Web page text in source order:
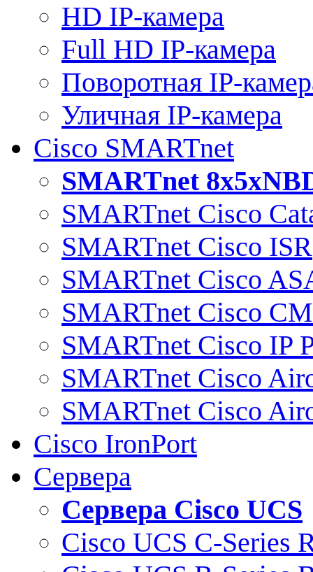
HD IP-камера
Full HD IP-камера
Поворотная IP-
Уличная IP-камера
Cisco SMARTnet
SMARTnet
SMARTnet Cisco
SMARTnet Cisco ISR
SMARTnet Cisco
SMARTnet Cisco
SMARTnet Cisco IP
SMARTnet Cisco
SMARTnet Cisco
Cisco IronPort
Сервера
Сервера Cisco UCS
Cisco UCS C-Series